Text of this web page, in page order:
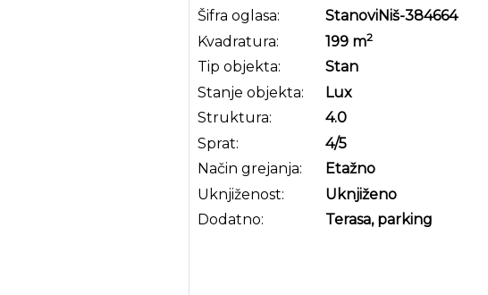
Šifra oglasa:
Kvadratura:
Tip objekta:
Stanje objekta:
Struktura:
Sprat:
Način grejanja:
Uknjiženost:
Dodatno:
StanoviNiš-384664
199m2
Stan
Lux
4.0
4/5
Etažno
Uknjiženo
Terasa, parking